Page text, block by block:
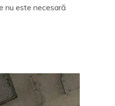
nu este necesară